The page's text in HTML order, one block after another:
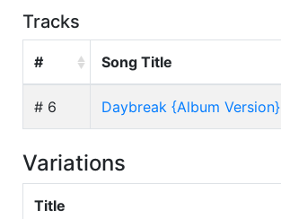
Tracks
# Song Title
# 6 Daybreak {Album Version}
Variations
Title